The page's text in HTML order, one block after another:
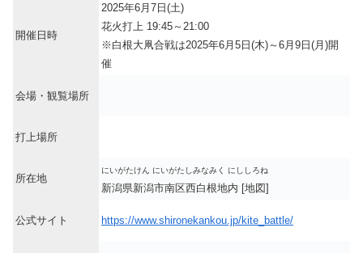
開催日時
2025年6月7日(土)
花火打上 19:45～21:00
※白根大凧合戦は2025年6月5日(木)～6月9日(月)開
催
会場・観覧場所
打上場所
所在地
にいがたけん にいがたしみなみく にししろね
新潟県新潟市南区西白根地内 [地図]
公式サイト https://www.shironekankou.jp/kite_battle/